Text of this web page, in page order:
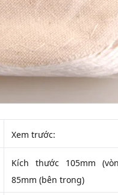
Xem trước:
Kích thước 105mm
85mm (bên trong)